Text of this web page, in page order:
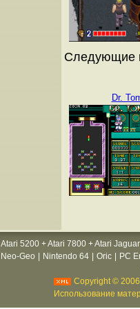
Следующие
Dr.
Atari 5200 + Atari 7800 + Atari Jaguar
Neo-Geo Nintendo 64 Oric
PC
Copyright ©
Использование